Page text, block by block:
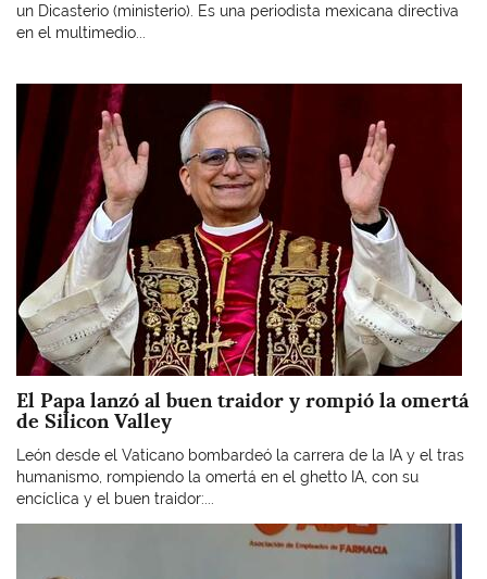
un Dicasterio (ministerio). Es una periodista mexicana directiva
en el multimedio...
El Papa lanzó al buen traidor y rompió la omertá
de Silicon Valley
León desde el Vaticano bombardeó la carrera de la IA y el tras
humanismo, rompiendo la omertá en el ghetto IA, con su
encíclica y el buen traidor:...